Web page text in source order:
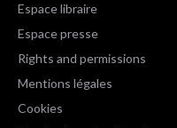
Espace libraire
Espace presse
Rights and permissions
Mentions légales
Cookies